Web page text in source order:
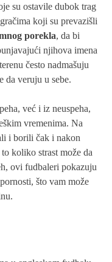
su ostavile dubok trag
koji su prevazišli
porekla, da bi
njihova imena
često nadmašuju
da veruju u sebe.
već i iz neuspeha,
vremenima. Na
i borili čak i nakon
koliko strast može da
ovi fudbaleri pokazuju
što vam može